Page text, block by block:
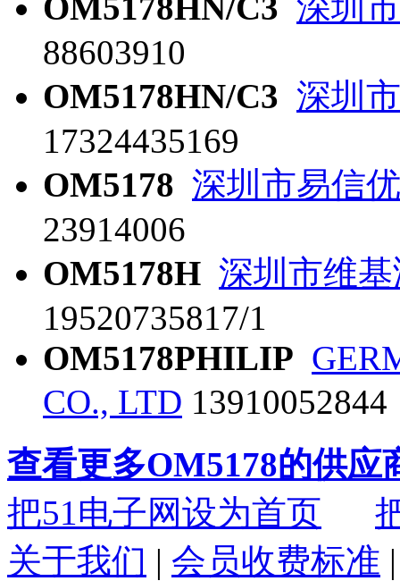
88603910
OM5178HN/C3 深圳
17324435169
OM5178 深圳市易信
23914006
OM5178H 深圳市维
19520735817/1
OM5178PHILIP
CO., LTD
查看更多OM5178的供应
把51电子网设为首页
关于我们 | 会员收费标准